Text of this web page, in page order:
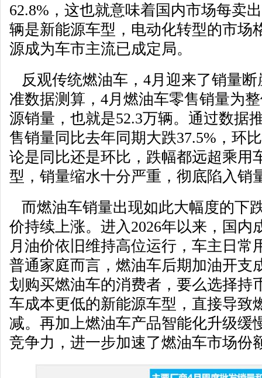
62.8%，这也就意味着国内市场每卖
辆是新能源车型，电动化转型的市场
源成为车市主流已成定局。
反观传统燃油车，4月迎来了销量
准数据测算，4月燃油车零售销量为
源销量，也就是52.3万辆。通过数据
售销量同比去年同期大跌37.5%，环
论是同比还是环比，跌幅都远超乘用
型，销量缩水十分严重，彻底陷入销
而燃油车销量出现如此大幅度的下
价持续上涨。进入2026年以来，国内
月油价依旧维持高位运行，车主日常
普通家庭而言，燃油车后期加油开支
划购买燃油车的消费者，要么选择持
车成本更低的新能源车型，直接导致
减。再加上燃油车产品智能化升级缓
竞争力，进一步加速了燃油车市场份